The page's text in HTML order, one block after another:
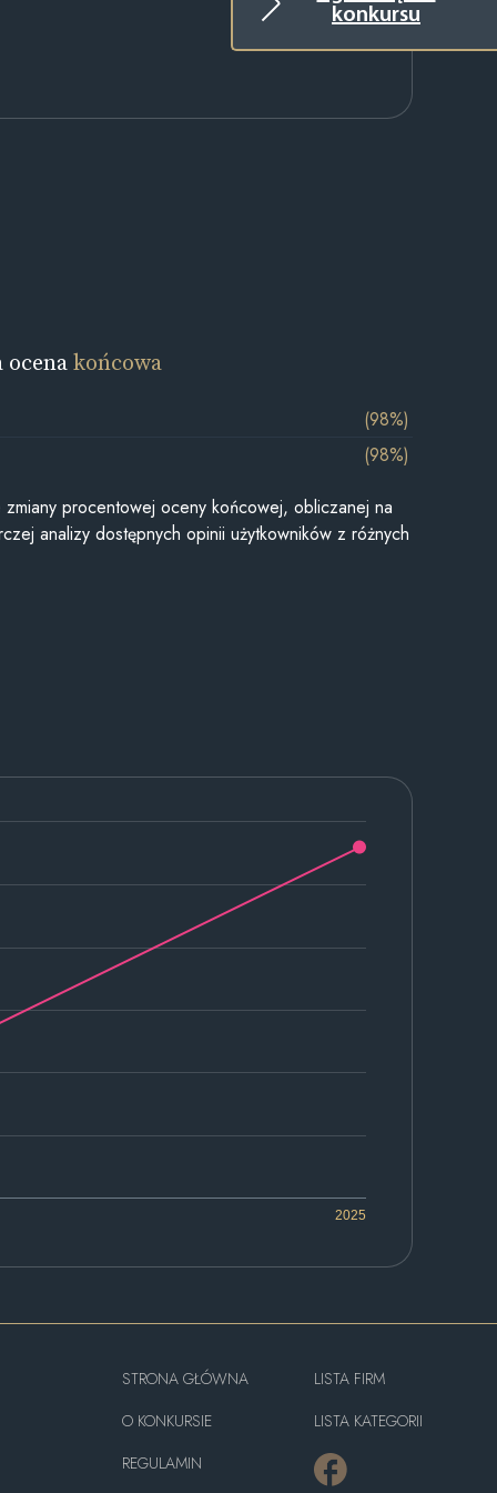
konkursu
ocenakońcowa
(98%)
(98%)
zmiany procentowej oceny końcowej, obliczanej na
analizy dostępnych opinii użytkowników z różnych
2025
STRONA GŁÓWNA
O KONKURSIE
REGULAMIN
LISTA FIRM
LISTA KATEGORII